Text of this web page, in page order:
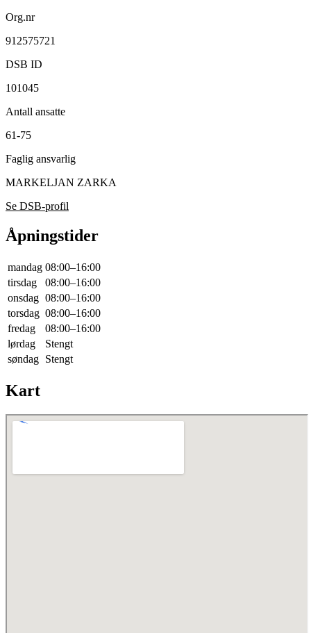
Org.nr
912575721
DSB ID
101045
Antall ansatte
61-75
Faglig ansvarlig
MARKELJAN ZARKA
Se DSB-profil
Åpningstider
mandag 08:00–16:00
tirsdag
08:00–16:00
onsdag 08:00–16:00
torsdag 08:00–16:00
fredag
08:00–16:00
lørdag
Stengt
søndag Stengt
Kart